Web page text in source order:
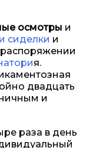
осмотры и
сиделки и
распоряжении
я.
двадцать
и
раза в день